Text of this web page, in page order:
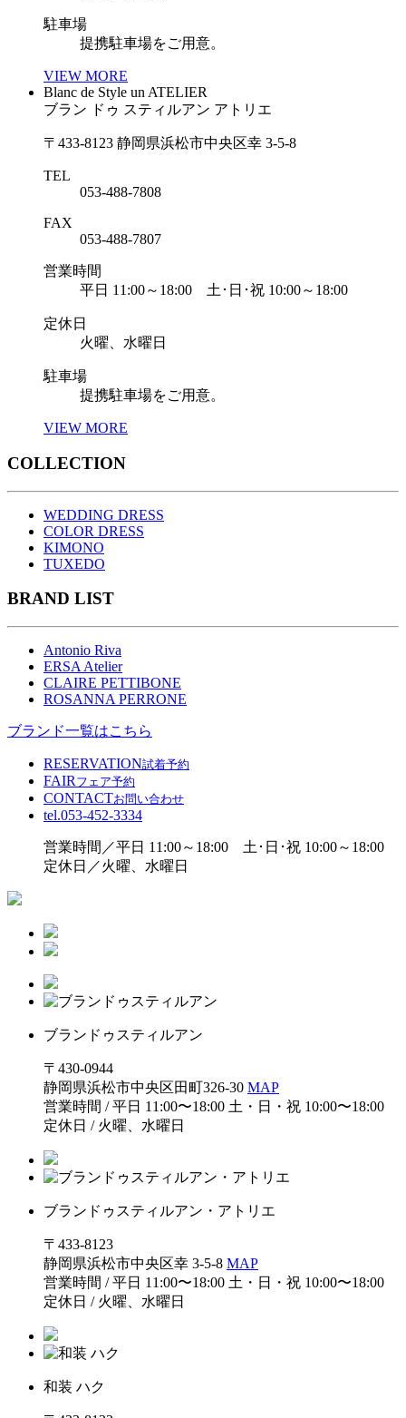
駐車場
提携駐車場をご用意。
VIEW MORE
Blanc de Style un ATELIER
ブラン ドゥ スティルアン アトリエ
〒433-8123 静岡県浜松市中央区幸 3-5-8
TEL
053-488-7808
FAX
053-488-7807
営業時間
平日 11:00～18:00 土･日･祝 10:00～18:00
定休日
火曜、水曜日
駐車場
提携駐車場をご用意。
VIEW MORE
COLLECTION
WEDDING DRESS
COLOR DRESS
KIMONO
TUXEDO
BRAND LIST
Antonio Riva
ERSA Atelier
CLAIRE PETTIBONE
ROSANNA PERRONE
ブランド一覧はこちら
RESERVATION試着予約
FAIR フェア予約
CONTACTお問い合わせ
tel.053-452-3334
営業時間／平日 11:00～18:00 土･日･祝 10:00～18:00
定休日／火曜、水曜日
ブランドゥスティルアン
〒430-0944
静岡県浜松市中央区田町326-30 MAP
営業時間 / 平日 11:00〜18:00 土・日・祝 10:00〜18:00
定休日 / 火曜、水曜日
ブランドゥスティルアン・アトリエ
〒433-8123
静岡県浜松市中央区幸 3-5-8 MAP
営業時間 / 平日 11:00〜18:00 土・日・祝 10:00〜18:00
定休日 / 火曜、水曜日
和装 ハク